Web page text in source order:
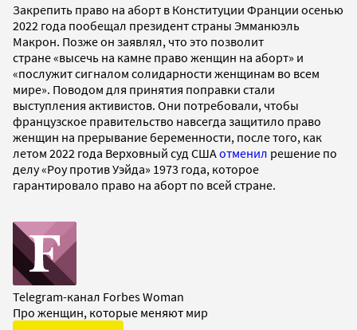
Закрепить право на аборт в Конституции Франции осенью
2022 года пообещал президент страны Эмманюэль
Макрон. Позже он заявлял, что это позволит
стране «высечь на камне право женщин на аборт» и
«послужит сигналом солидарности женщинам во всем
мире». Поводом для принятия поправки стали
выступления активистов. Они потребовали, чтобы
французское правительство навсегда защитило право
женщин на прерывание беременности, после того, как
летом 2022 года Верховный суд СШАотменил решение по
делу «Роу против Уэйда» 1973 года, которое
гарантировало право на аборт по всей стране.
Telegram-канал Forbes Woman
Про женщин, которые меняют мир